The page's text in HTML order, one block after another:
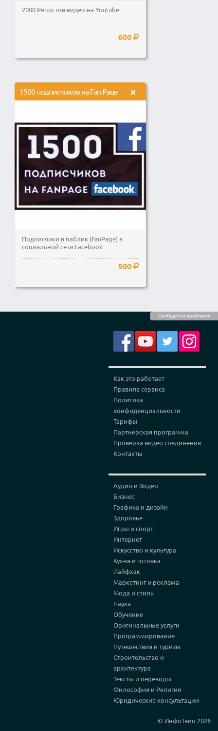
Сообщить о проблеме
2000 Репостов видео на Youtube
600
1500 подписчиков на Fan Page
Подписчики в паблик (FanPage) в
социальной сети Facebook
500
Как это работает
Правила сервиса
Политика
конфиденциальности
Тарифы
Партнерская программа
Проверка видео соединения
Контакты
Аудио и Видео
Бизнес
Графика и дизайн
Здоровье
Игры и спорт
Интернет
Искусство и культура
Кухня и готовка
Лайфхак
Маркетинг и реклама
Мода и стиль
Наука
Обучение
Оригинальные услуги
Программирование
Путешествия и туризм
Строительство и
архитектура
Тексты и переводы
Философия и Религия
Юридические консультации
© ИнфоТвип 2026